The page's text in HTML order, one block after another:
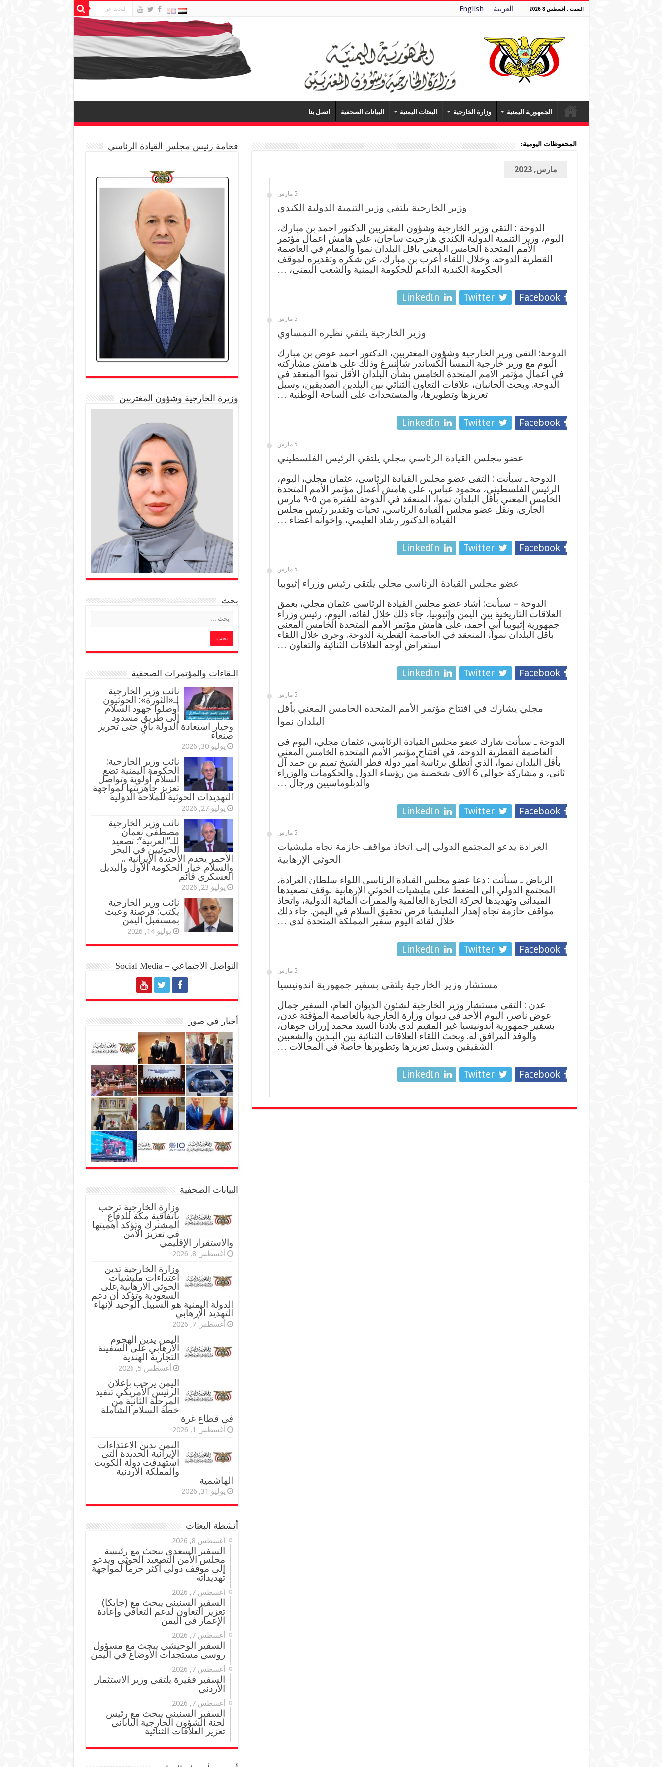
السبت , أغسطس 8 2026 العربية English
الجمهورية اليمنية وزارة الخارجية البعثات اليمنية البيانات الصحفية اتصل بنا
المحفوظات اليومية:
مارس, 2023
5 مارس
وزير الخارجية يلتقي وزير التنمية الدولية الكندي
الدوحة : التقى وزير الخارجية وشؤون المغتربين الدكتور احمد بن مبارك،
اليوم، وزير التنمية الدولية الكندي هارجيت ساجان، على هامش اعمال مؤتمر
الأمم المتحدة الخامس المعني بأقل البلدان نمواً والمقام في العاصمة
القطرية الدوحة. وخلال اللقاء أعرب بن مبارك، عن شكره وتقديره لموقف
الحكومة الكندية الداعم للحكومة اليمنية والشعب اليمني، …
Facebook
Twitter
LinkedIn
5 مارس
وزير الخارجية يلتقي نظيره النمساوي
الدوحة: التقى وزير الخارجية وشؤون المغتربين، الدكتور احمد عوض بن مبارك
اليوم مع وزير خارجية النمسا ألكساندر شالنبرغ وذلك على هامش مشاركته
في أعمال مؤتمر الامم المتحدة الخامس بشأن البلدان الأقل نموا المنعقد في
الدوحة. وبحث الجانبان، علاقات التعاون الثنائي بين البلدين الصديقين، وسبل
تعزيزها وتطويرها، والمستجدات على الساحة الوطنية …
Facebook
Twitter
LinkedIn
5 مارس
عضو مجلس القيادة الرئاسي مجلي يلتقي الرئيس الفلسطيني
الدوحة ـ سبأنت : التقى عضو مجلس القيادة الرئاسي، عثمان مجلي، اليوم،
الرئيس الفلسطيني، محمود عباس، على هامش أعمال مؤتمر الأمم المتحدة
الخامس المعني بأقل البلدان نموا، المنعقد في الدوحة للفترة من ٥-٩ مارس
الجاري. ونقل عضو مجلس القيادة الرئاسي، تحيات وتقدير رئيس مجلس
القيادة الدكتور رشاد العليمي، وإخوانه أعضاء …
Facebook
Twitter
LinkedIn
5 مارس
عضو مجلس القيادة الرئاسي مجلي يلتقي رئيس وزراء إثيوبيا
الدوحة – سبأنت: أشاد عضو مجلس القيادة الرئاسي عثمان مجلي، بعمق
العلاقات التاريخية بين اليمن وإثيوبيا، جاء ذلك خلال لقائه، اليوم، رئيس وزراء
جمهورية إثيوبيا آبي أحمد، على هامش مؤتمر الأمم المتحدة الخامس المعني
بأقل البلدان نمواً، المنعقد في العاصمة القطرية الدوحة. وجرى خلال اللقاء
استعراض أوجه العلاقات الثنائية والتعاون …
Facebook
Twitter
LinkedIn
5 مارس
مجلي يشارك في افتتاح مؤتمر الأمم المتحدة الخامس المعني بأقل
البلدان نموا
الدوحة ـ سبأنت شارك عضو مجلس القيادة الرئاسي، عثمان مجلي، اليوم في
العاصمة القطرية الدوحة، في أفتتاح مؤتمر الأمم المتحدة الخامس المعني
بأقل البلدان نموا، الذي انطلق برئاسة أمير دولة قطر الشيخ تميم بن حمد آل
ثاني، و مشاركة حوالي 6 آلاف شخصية من رؤساء الدول والحكومات والوزراء
والدبلوماسيين ورجال …
Facebook
Twitter
LinkedIn
5 مارس
العرادة يدعو المجتمع الدولي إلى اتخاذ مواقف حازمة تجاه مليشيات
الحوثي الإرهابية
الرياض ـ سبأنت : دعا عضو مجلس القيادة الرئاسي اللواء سلطان العرادة،
المجتمع الدولي إلى الضغط على مليشيات الحوثي الإرهابية لوقف تصعيدها
الميداني وتهديدها لحركة التجارة العالمية والممرات المائية الدولية، واتخاذ
مواقف حازمة تجاه إهدار المليشيا فرص تحقيق السلام في اليمن. جاء ذلك
خلال لقائه اليوم سفير المملكة المتحدة لدى …
Facebook
Twitter
LinkedIn
5 مارس
مستشار وزير الخارجية يلتقي بسفير جمهورية اندونيسيا
عدن : التقى مستشار وزير الخارجية لشئون الديوان العام، السفير جمال
عوض ناصر، اليوم الأحد في ديوان وزارة الخارجية بالعاصمة المؤقتة عدن،
بسفير جمهورية اندونيسيا غير المقيم لدى بلادنا السيد محمد إرزان جوهان،
والوفد المرافق له. وبحث اللقاء العلاقات الثنائية بين البلدين والشعبين
الشقيقين وسبل تعزيزها وتطويرها خاصةً في المجالات …
Facebook
Twitter
LinkedIn
فخامة رئيس مجلس القيادة الرئاسي
وزيرة الخارجية وشؤون المغتربين
بحث
اللقاءات والمؤتمرات الصحفية
‏نائب وزير الخارجية
لـ«الثورة»: الحوثيون
أوصلوا جهود السلام
إلى طريق مسدود
وخيار استعادة الدولة باقٍ حتى تحرير
صنعاء
يوليو 30, 2026
نائب وزير الخارجية:
الحكومة اليمنية تضع
السلام أولوية وتواصل
تعزيز جاهزيتها لمواجهة
التهديدات الحوثية للملاحة الدولية
يوليو 27, 2026
نائب وزير الخارجية
مصطفى نعمان
للـ”العربية”: تصعيد
الحوثيين في البحر
الأحمر يخدم الأجندة الإيرانية ..
والسلام خيار الحكومة الأول والبديل
العسكري قائم
يوليو 23, 2026
نائب وزير الخارجية
يكتب: قرصنة وعبث
بمستقبل اليمن
يوليو 14, 2026
التواصل الاجتماعي – Social Media
أخبار في صور
البيانات الصحفية
وزارة الخارجية ترحب
باتفاقية مكة للدفاع
المشترك وتؤكد أهميتها
في تعزيز الأمن
والاستقرار الإقليمي
أغسطس 8, 2026
وزارة الخارجية تدين
اعتداءات مليشيات
الحوثي الارهابية على
السعودية وتؤكد أن دعم
الدولة اليمنية هو السبيل الوحيد لإنهاء
التهديد الإرهابي
أغسطس 7, 2026
اليمن يدين الهجوم
الارهابي على السفينة
التجارية الهندية
أغسطس 5, 2026
اليمن يرحب بإعلان
الرئيس الأمريكي تنفيذ
المرحلة الثانية من
خطة السلام الشاملة
في قطاع غزة
أغسطس 1, 2026
اليمن يدين الاعتداءات
الإيرانية الجديدة التي
استهدفت دولة الكويت
والمملكة الأردنية
الهاشمية
يوليو 31, 2026
أنشطة البعثات
أغسطس 8, 2026
السفير السعدي يبحث مع رئيسة
مجلس الأمن التصعيد الحوثي ويدعو
إلى موقف دولي أكثر حزماً لمواجهة
تهديداته
أغسطس 7, 2026
السفير السنيني يبحث مع (جايكا)
تعزيز التعاون لدعم التعافي وإعادة
الإعمار في اليمن
أغسطس 7, 2026
السفير الوحيشي يبحث مع مسؤول
روسي مستجدات الأوضاع في اليمن
أغسطس 7, 2026
السفير فقيرة يلتقي وزير الاستثمار
الأردني
أغسطس 7, 2026
السفير السنيني يبحث مع رئيس
لجنة الشؤون الخارجية الياباني
تعزيز العلاقات الثنائية